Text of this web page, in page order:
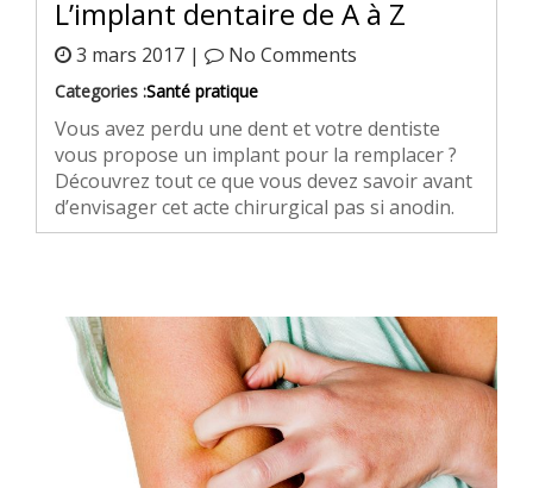
L’implant dentaire de A à Z
3 mars 2017 | No Comments
Categories :Santé pratique
Vous avez perdu une dent et votre dentiste
vous propose un implant pour la remplacer ?
Découvrez tout ce que vous devez savoir avant
d’envisager cet acte chirurgical pas si anodin.